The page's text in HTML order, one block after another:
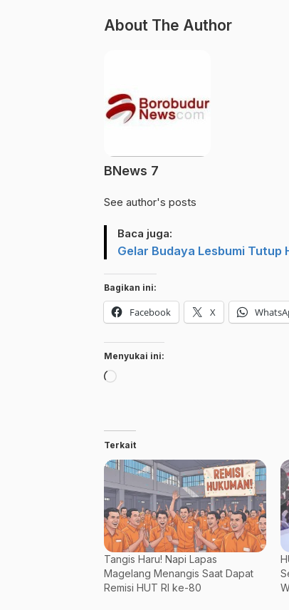
About The Author
BNews 7
See author's posts
Baca juga:
Gelar Budaya Lesbumi Tutup
Bagikan ini:
Facebook X
Menyukai ini:
Memuat...
Terkait
Tangis Haru! Napi Lapas
Magelang Menangis Saat Dapat
Remisi HUT RI ke-80